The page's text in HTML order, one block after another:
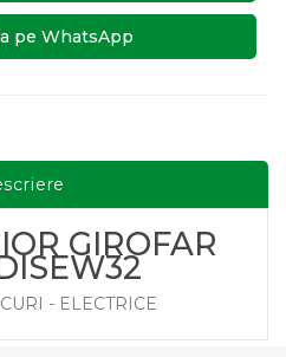
pe WhatsApp
GIROFAR
- ELECTRICE